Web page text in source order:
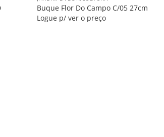
Buque Flor Do Campo C/05 27cm
Logue p/ ver o preço